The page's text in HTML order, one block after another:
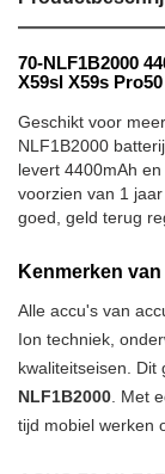
70-NLF1B2000
X59sl X59s
Geschikt voor
NLF1B2000
levert 4400mAh
voorzien van 1
goed, geld terug
Kenmerken
Alle accu's van
Ion techniek,
kwaliteitseisen. Dit
NLF1B2000 . Met
tijd mobiel werken